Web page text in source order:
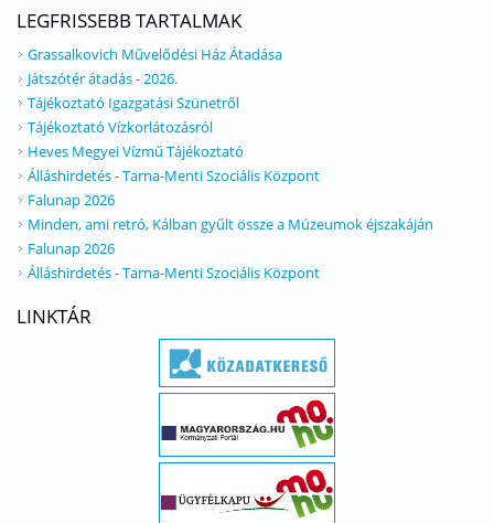
LEGFRISSEBB TARTALMAK
Grassalkovich Művelődési Ház Átadása
Játszótér átadás - 2026.
Tájékoztató Igazgatási Szünetről
Tájékoztató Vízkorlátozásról
Heves Megyei Vízmű Tájékoztató
Álláshirdetés - Tarna-Menti Szociális Központ
Falunap 2026
Minden, ami retró, Kálban gyűlt össze a Múzeumok éjszakáján
Falunap 2026
Álláshirdetés - Tarna-Menti Szociális Központ
LINKTÁR